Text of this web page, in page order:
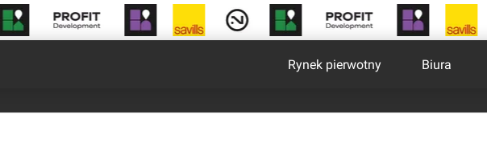
Rynek pierwotny Biura